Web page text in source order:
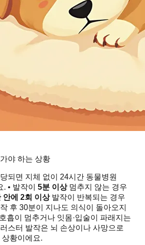
야 하는 상황
되면 지체 없이 24시간 동물병원
• 발작이 5분 이상멈추지 않는 경우
안에 2회 이상발작이 반복되는 경우
후 30분이 지나도 의식이 돌아오지
흡이 멈추거나 잇몸·입술이 파래지는
스터 발작은 뇌 손상이나 사망으로
황이에요.